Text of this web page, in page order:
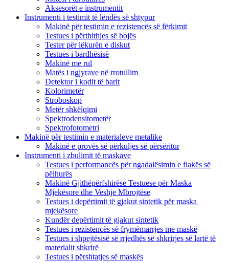
Aksesorët e instrumentit
Instrumenti i testimit të lëndës së shtypur
Makinë për testimin e rezistencës së fërkimit
Testues i përthithjes së bojës
Tester për lëkurën e diskut
Testues i bardhësisë
Makinë me rul
Matës i ngjyrave në rrotullim
Detektor i kodit të barit
Kolorimetër
Stroboskop
Metër shkëlqimi
Spektrodensitometër
Spektrofotometri
Makinë për testimin e materialeve metalike
Makinë e provës së përkuljes së përsëritur
Instrumenti i zbulimit të maskave
Testues i performancës për ngadalësimin e flakës së
pëlhurës
Makinë Gjithëpërfshirëse Testuese për Maska
Mjekësore dhe Veshje Mbrojtëse
Testues i depërtimit të gjakut sintetik për maska ​​
mjekësore
Kundër depërtimit të gjakut sintetik
Testues i rezistencës së frymëmarrjes me maskë
Testues i shpejtësisë së rrjedhës së shkrirjes së lartë të
materialit shkrirë
Testues i përshtatjes së maskës